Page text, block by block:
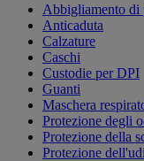
Abbigliamento di
Anticaduta
Calzature
Caschi
Custodie per DPI
Guanti
Maschera
Protezione degli
Protezione della
Protezione